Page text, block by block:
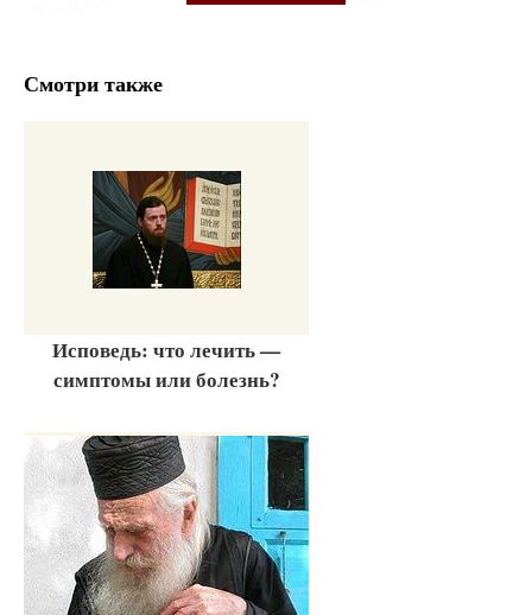
Смотри также
Исповедь: что лечить —
симптомы или болезнь?